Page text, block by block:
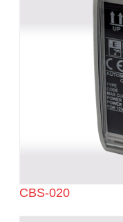
CBS-020